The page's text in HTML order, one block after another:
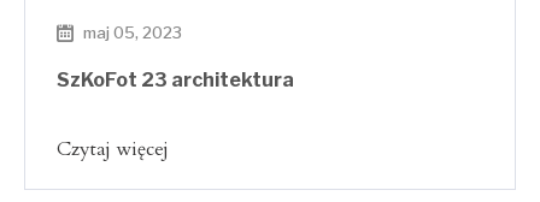
maj 05, 2023
SzKoFot 23 architektura
Czytaj więcej